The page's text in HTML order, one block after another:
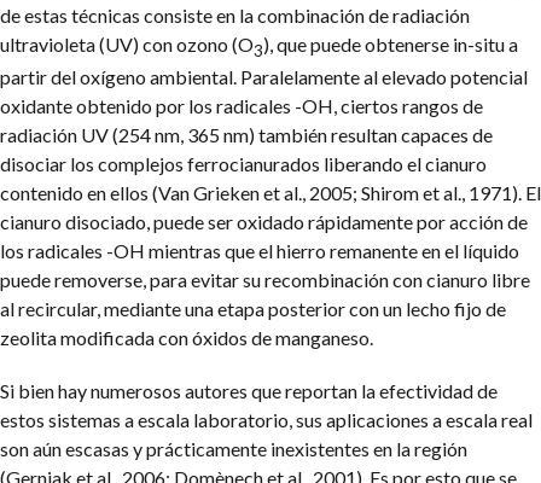
de estas técnicas consiste en la combinación de radiación
ultravioleta (UV) con ozono (O3), que puede obtenerse in-situ a
partir del oxígeno ambiental. Paralelamente al elevado potencial
oxidante obtenido por los radicales -OH, ciertos rangos de
radiación UV (254 nm, 365 nm) también resultan capaces de
disociar los complejos ferrocianurados liberando el cianuro
contenido en ellos (Van Grieken et al., 2005; Shirom et al., 1971). El
cianuro disociado, puede ser oxidado rápidamente por acción de
los radicales -OH mientras que el hierro remanente en el líquido
puede removerse, para evitar su recombinación con cianuro libre
al recircular, mediante una etapa posterior con un lecho fijo de
zeolita modificada con óxidos de manganeso.
Si bien hay numerosos autores que reportan la efectividad de
estos sistemas a escala laboratorio, sus aplicaciones a escala real
son aún escasas y prácticamente inexistentes en la región
(Gernjak et al., 2006; Domènech et al., 2001). Es por esto que se